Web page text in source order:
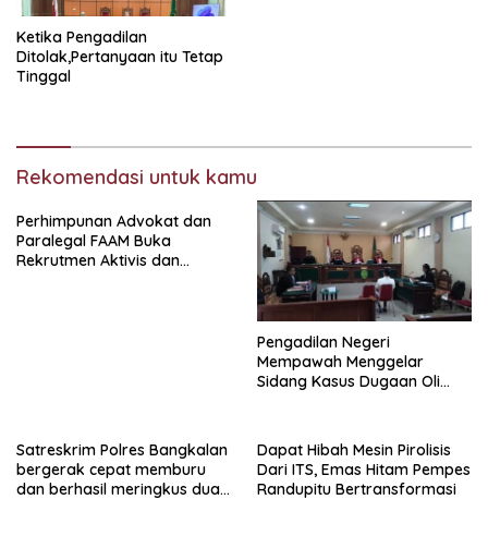
Ketika Pengadilan
Ditolak,Pertanyaan itu Tetap
Tinggal
Rekomendasi untuk kamu
Perhimpunan Advokat dan
Paralegal FAAM Buka
Rekrutmen Aktivis dan
Pengadilan Negeri
Mempawah Menggelar
Sidang Kasus Dugaan Oli
Penipuan Dari Jaringan
Pemasok PT. DAB
Satreskrim Polres Bangkalan
bergerak cepat memburu
dan berhasil meringkus dua
Dapat Hibah Mesin Pirolisis
Dari ITS, Emas Hitam Pempes
Randupitu Bertransformasi